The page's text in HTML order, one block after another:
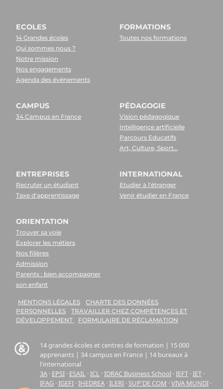
ECOLES
14 Grandes écoles
Qui sommes nous ?
Notre mission
Nos engagements
Agenda des événements
FORMATIONS
Toutes nos formations
CAMPUS
34 Campus en France
PÉDAGOGIE
Vision pédagogique
Intelligence artificielle
Parcours Educatifs
Art, Culture, Sport…
ENTREPRISES
Recruter un étudiant
Taxe d'apprentissage
INTERNATIONAL
Etudier à l'étranger
Venir étudier en France
ORIENTATION
Trouver sa voie
Explorer les métiers
Nos filières
Admission
Parents : bien accompagner
son enfant
MENTIONS LÉGALES
CHARTE DES DONNÉES
PERSONNELLES
TRAVAILLER CHEZ COMPÉTENCES ET
DÉVELOPPEMENT
FORMULAIRE DE RÉCLAMATION